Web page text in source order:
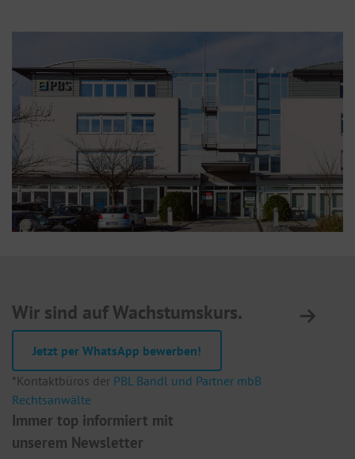
Wir sind auf Wachstumskurs.
Jetzt per WhatsApp bewerben!
*Kontaktbüros der PBL Bandl und Partner mbB
Rechtsanwälte
Immer top informiert mit
unserem Newsletter